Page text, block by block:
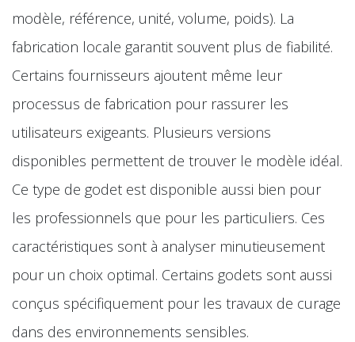
modèle, référence, unité, volume, poids). La
fabrication locale garantit souvent plus de fiabilité.
Certains fournisseurs ajoutent même leur
processus de fabrication pour rassurer les
utilisateurs exigeants. Plusieurs versions
disponibles permettent de trouver le modèle idéal.
Ce type de godet est disponible aussi bien pour
les professionnels que pour les particuliers. Ces
caractéristiques sont à analyser minutieusement
pour un choix optimal. Certains godets sont aussi
conçus spécifiquement pour les travaux de curage
dans des environnements sensibles.